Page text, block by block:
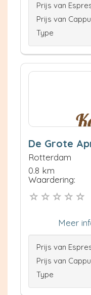
Prijs van
Prijs van
Type
De Grote
Rotterdam
0.8 km
Waardering:
Meer
Prijs van
Prijs van
Type